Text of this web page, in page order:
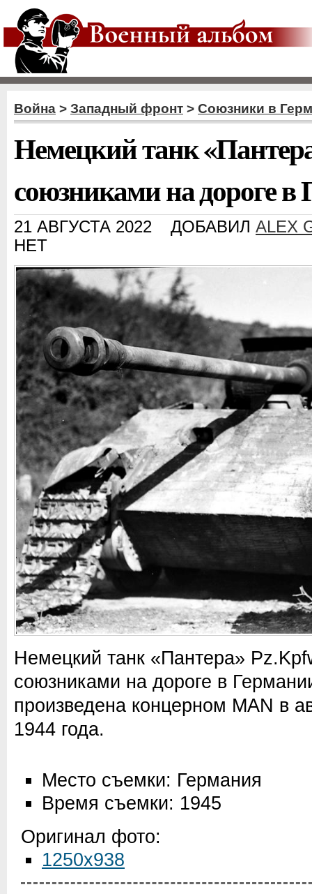
Война > Западный фронт > Союзники в
Немецкий танк
союзниками на дороге в
21 АВГУСТА 2022 ДОБАВИЛ ALEX
НЕТ
Немецкий танк «Пантера»
союзниками на дороге в
произведена концерном МАN в
1944 года.
Место съемки: Германия
Время съемки: 1945
Оригинал фото:
1250x938